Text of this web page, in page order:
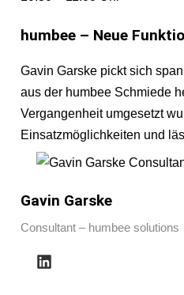
humbee – Neue
Gavin Garske pickt sich
aus der humbee Schmiede
Vergangenheit umgesetzt
Einsatzmöglichkeiten und
Gavin Garske
Consultant – humbee solutions